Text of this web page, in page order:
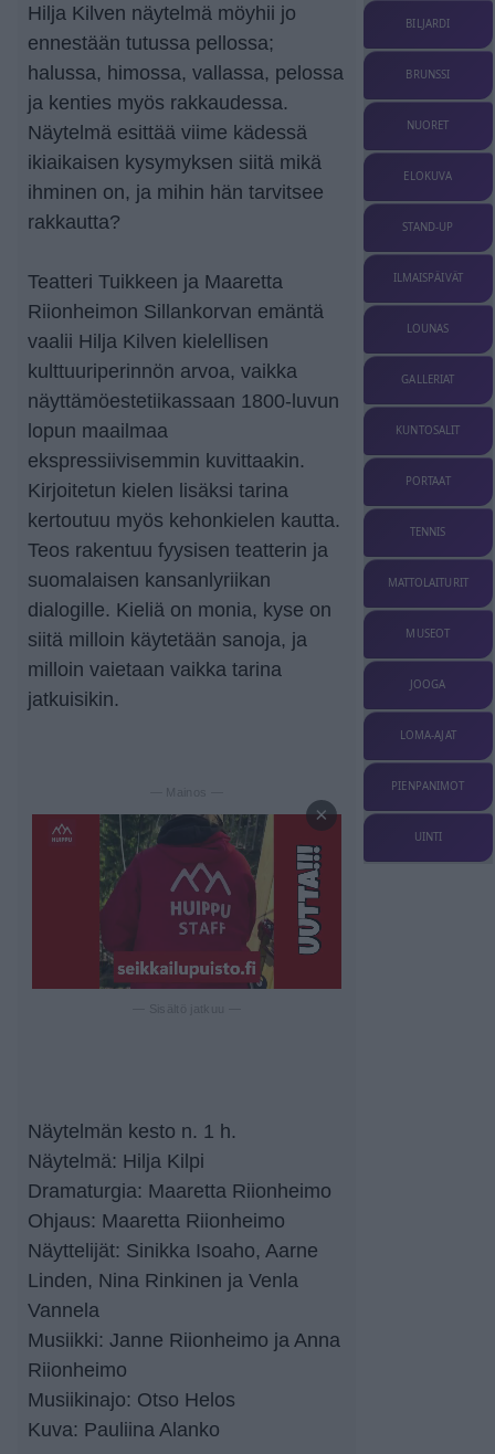
Hilja Kilven näytelmä möyhii jo
ennestään tutussa pellossa;
halussa, himossa, vallassa, pelossa
ja kenties myös rakkaudessa.
Näytelmä esittää viime kädessä
ikiaikaisen kysymyksen siitä mikä
ihminen on, ja mihin hän tarvitsee
rakkautta?
Teatteri Tuikkeen ja Maaretta
Riionheimon Sillankorvan emäntä
vaalii Hilja Kilven kielellisen
kulttuuriperinnön arvoa, vaikka
näyttämöestetiikassaan 1800-luvun
lopun maailmaa
ekspressiivisemmin kuvittaakin.
Kirjoitetun kielen lisäksi tarina
kertoutuu myös kehonkielen kautta.
Teos rakentuu fyysisen teatterin ja
suomalaisen kansanlyriikan
dialogille. Kieliä on monia, kyse on
siitä milloin käytetään sanoja, ja
milloin vaietaan vaikka tarina
jatkuisikin.
— Mainos —
×
Näytelmän kesto n. 1 h.
Näytelmä: Hilja Kilpi
Dramaturgia: Maaretta Riionheimo
Ohjaus: Maaretta Riionheimo
Näyttelijät: Sinikka Isoaho, Aarne
Linden, Nina Rinkinen ja Venla
Vannela
Musiikki: Janne Riionheimo ja Anna
Riionheimo
Musiikinajo: Otso Helos
Kuva: Pauliina Alanko
BILJARDI
BRUNSSI
NUORET
ELOKUVA
STAND-UP
ILMAISPÄIVÄT
LOUNAS
GALLERIAT
KUNTOSALIT
PORTAAT
TENNIS
MATTOLAITURIT
MUSEOT
JOOGA
LOMA-AJAT
PIENPANIMOT
UINTI